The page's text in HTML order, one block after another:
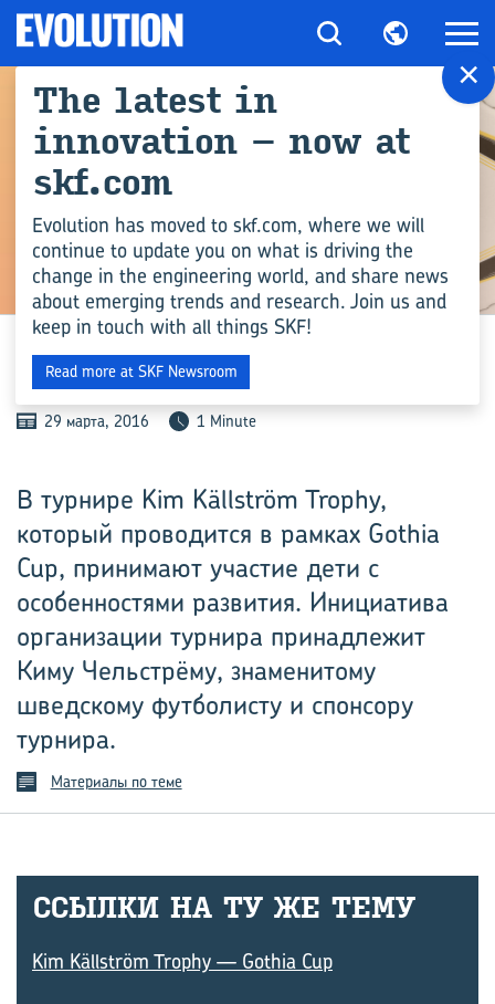
ПРОМЫШЛЕННОСТЬ
ТОЧ­НЫЙ УДАР
29 марта, 2016 1 Minute
В турнире Kim Källström Trophy,
который проводится в рамках Gothia
Cup, принимают участие дети с
особенностями развития. Инициатива
организации турнира принадлежит
Киму Чельстрёму, знаменитому
шведскому футболисту и спонсору
турнира.
Материалы по теме
ССЫЛ­КИ НА ТУ ЖЕ ТЕМУ
Kim Källström Trophy — Gothia Cup
×
The latest in
innovation – now at
skf.com
Evolution has moved to skf.com, where we will
continue to update you on what is driving the
change in the engineering world, and share news
about emerging trends and research. Join us and
keep in touch with all things SKF!
Read more at SKF Newsroom